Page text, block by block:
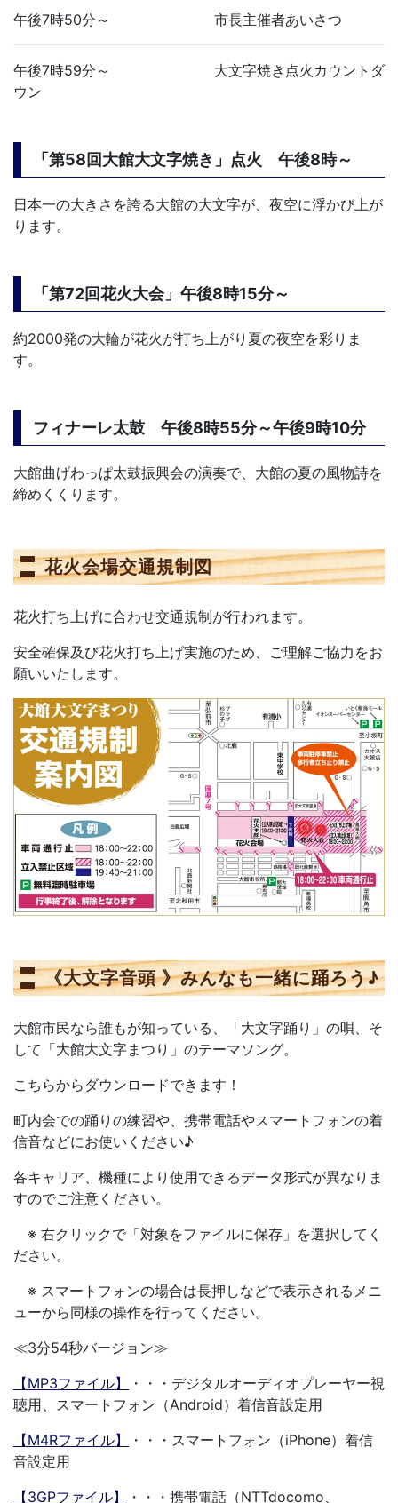
午後7時50分～ 市長主催者あいさつ
午後7時59分～ 大文字焼き点火カウントダ
ウン
「第58回大館大文字焼き」点火 午後8時～
日本一の大きさを誇る大館の大文字が、夜空に浮かび上が
ります。
「第72回花火大会」午後8時15分～
約2000発の大輪が花火が打ち上がり夏の夜空を彩りま
す。
フィナーレ太鼓 午後8時55分～午後9時10分
大館曲げわっぱ太鼓振興会の演奏で、大館の夏の風物詩を
締めくくります。
花火会場交通規制図
花火打ち上げに合わせ交通規制が行われます。
安全確保及び花火打ち上げ実施のため、ご理解ご協力をお
願いいたします。
《大文字音頭 》みんなも一緒に踊ろう♪
大館市民なら誰もが知っている、「大文字踊り」の唄、そ
して「大館大文字まつり」のテーマソング。
こちらからダウンロードできます！
町内会での踊りの練習や、携帯電話やスマートフォンの着
信音などにお使いください♪
各キャリア、機種により使用できるデータ形式が異なりま
すのでご注意ください。
※ 右クリックで「対象をファイルに保存」を選択してく
ださい。
※ スマートフォンの場合は長押しなどで表示されるメニ
ューから同様の操作を行ってください。
≪3分54秒バージョン≫
【MP3ファイル】
・・・デジタルオーディオプレーヤー視
聴用、スマートフォン（Android）着信音設定用
【M4Rファイル】
・・・スマートフォン（iPhone）着信
音設定用
【3GPファイル】
・・・携帯電話（NTTdocomo、